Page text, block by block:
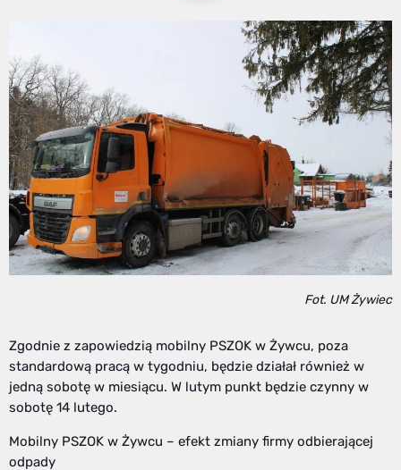
Fot. UM Żywiec
Zgodnie z zapowiedzią mobilny PSZOK w Żywcu, poza
standardową pracą w tygodniu, będzie działał również w
jedną sobotę w miesiącu. W lutym punkt będzie czynny w
sobotę 14 lutego.
Mobilny PSZOK w Żywcu – efekt zmiany firmy odbierającej
odpady